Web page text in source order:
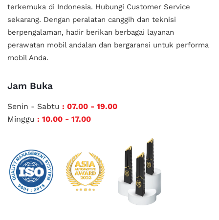
terkemuka di Indonesia. Hubungi Customer Service
sekarang. Dengan peralatan canggih dan teknisi
berpengalaman, hadir berikan berbagai layanan
perawatan mobil andalan dan bergaransi untuk performa
mobil Anda.
Jam Buka
Senin - Sabtu : 07.00 - 19.00
Minggu : 10.00 - 17.00